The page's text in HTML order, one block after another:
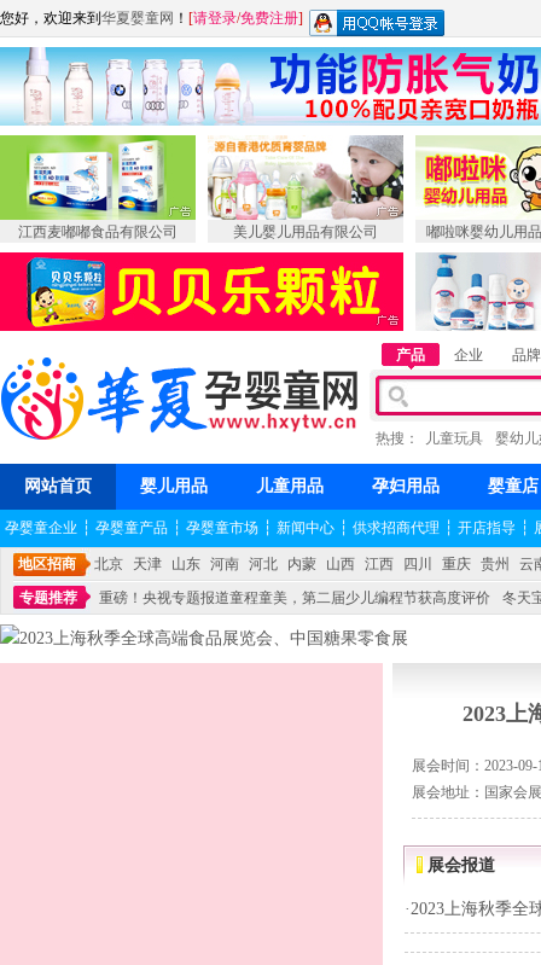
您好，欢迎来到 华夏婴童网 ！ [请登录/免费注册]
江西麦嘟嘟食品有限公司 美儿婴儿用品有限公司 嘟啦咪婴幼儿用
产品 企业 品牌
热搜： 儿童玩具 婴幼
网站首页 婴儿用品 儿童用品 孕妇用品 婴童店
孕婴童企业 ┆ 孕婴童产品 ┆ 孕婴童市场 ┆ 新闻中心 ┆ 供求招商代理 ┆ 开店指导 ┆
地区招商 北京 天津 山东 河南 河北 内蒙 山西 江西 四川 重庆 贵州
云
专题推荐
重磅！央视专题报道童程童美，第二届少儿编程节获高度评价
冬天
不能再单纯地销售产品,而要向增强服务转型,毕竟母婴产品比较特殊。”
2023上
展会时间：2023-09-
展会地址：国家会
展会报道
·2023上海秋季全